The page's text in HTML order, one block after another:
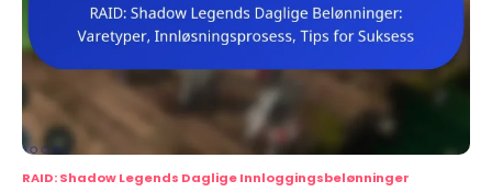
RAID: Shadow Legends Daglige Innloggingsbelønninger